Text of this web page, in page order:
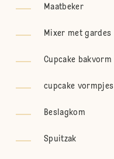
Maatbeker
Mixer met gardes
Cupcake bakvorm
cupcake vormpjes
Beslagkom
Spuitzak